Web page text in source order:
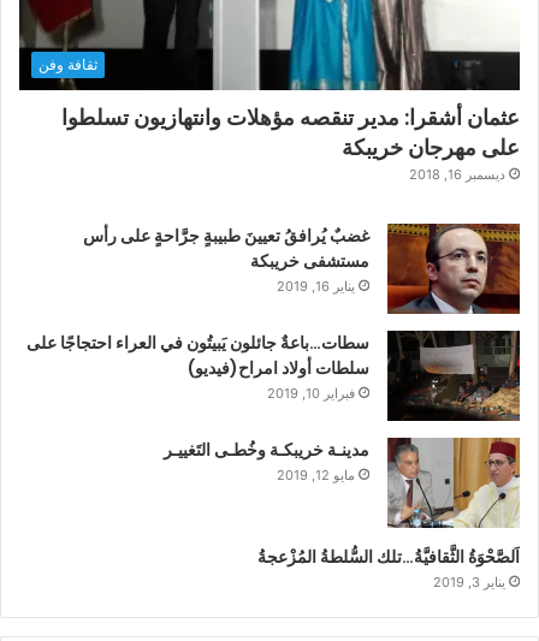
ثقافة وفن
عثمان أشقرا: مدير تنقصه مؤهلات وانتهازيون تسلطوا
على مهرجان خريبكة
ديسمبر 16, 2018
غضبٌ يُرافقُ تعيينَ طبيبةٍ جرَّاحةٍ على رأس
مستشفى خريبكة
يناير 16, 2019
سطات…باعةٌ جائلون يَبيتُون في العراء احتجاجًا على
سلطات أولاد امراح(فيديو)
فبراير 10, 2019
مدينـة خريبكـة وخُطـى التَغييـر
مايو 12, 2019
اَلصَّحْوَةُ الثَّقافيَّةُ…تلك السُّلطةُ المُزْعجةُ
يناير 3, 2019